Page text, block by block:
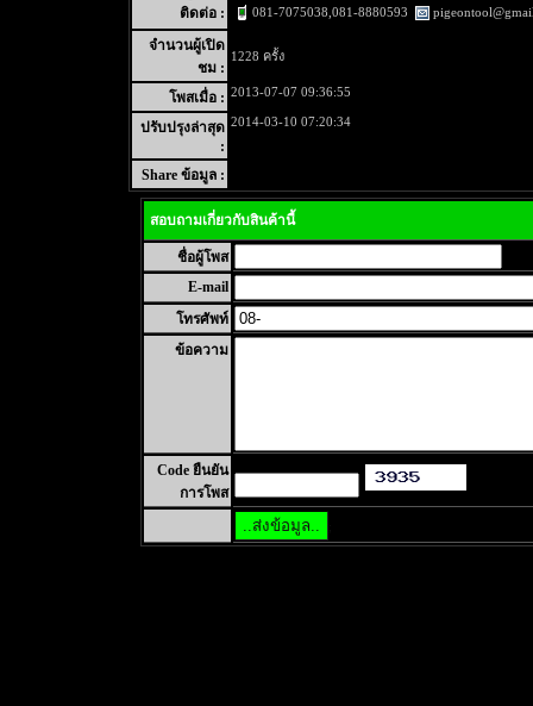
ติดต่อ :
081-7075038,081-8880593
จำนวนผู้เปิด
ชม :
1228 ครั้ง
โพสเมื่อ : 2013-07-07 09:36:55
ปรับปรุงล่าสุด
:
2014-03-10 07:20:34
Share ข้อมูล :
สอบถามเกี่ยวกับสินค้านี้
ชื่อผู้โพส
E-mail
โทรศัพท์
ข้อความ
Code ยืนยัน
การโพส